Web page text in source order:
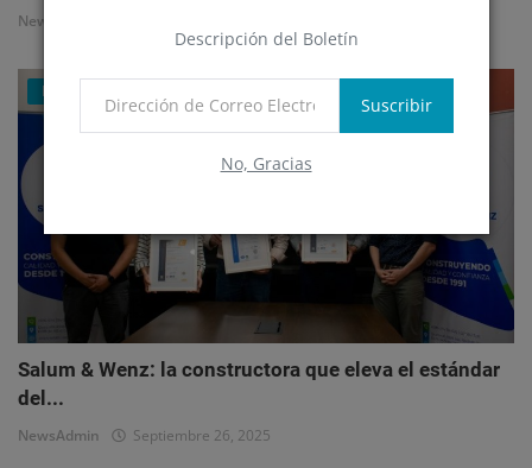
Descripción del Boletín
Suscribir
No, Gracias
NewsAdmin
Mercado Inmobiliario Empresarial
Salum & Wenz: la constructora que eleva el estándar
del...
NewsAdmin Septiembre 26, 2025